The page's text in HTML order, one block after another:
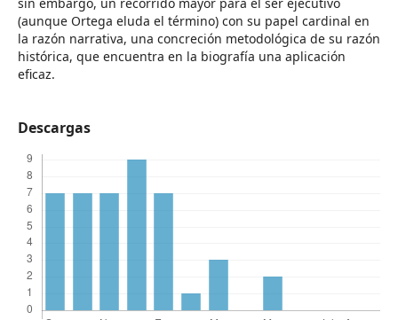
(aunque Ortega eluda el término) con su papel cardinal en
la razón narrativa, una concreción metodológica de su razón
histórica, que encuentra en la biografía una aplicación
eficaz.
Descargas